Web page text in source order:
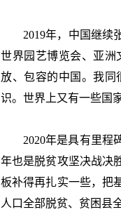
2019年，中国继续
世界园艺博览会、亚洲
放、包容的中国。我同
识。世界上又有一些国
2020年是具有里程
年也是脱贫攻坚决战决
板补得再扎实一些，把
人口全部脱贫、贫困县